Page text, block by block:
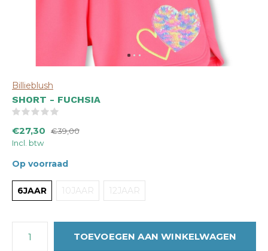
Billieblush
SHORT - FUCHSIA
€27,30
€39,00
Incl. btw
Op voorraad
6JAAR 10JAAR 12JAAR
TOEVOEGEN AAN WINKELWAGEN